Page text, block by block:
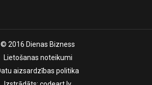
© 2016 Dienas Bizness
Lietošanas noteikumi
aizsardzības politika